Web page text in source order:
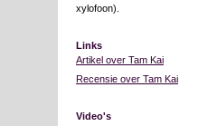
xylofoon).
Links
Artikel over Tam Kai
Recensie over Tam Kai
Video's